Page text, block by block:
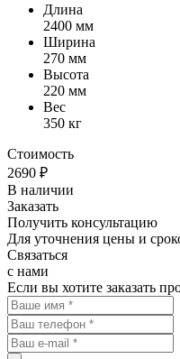
Длина
2400 мм
Ширина
270 мм
Высота
220 мм
Вес
350 кг
Стоимость
2690 ₽
В наличии
Заказать
Получить консультацию
Для уточнения цены и
Связаться
с нами
Если вы хотите заказать